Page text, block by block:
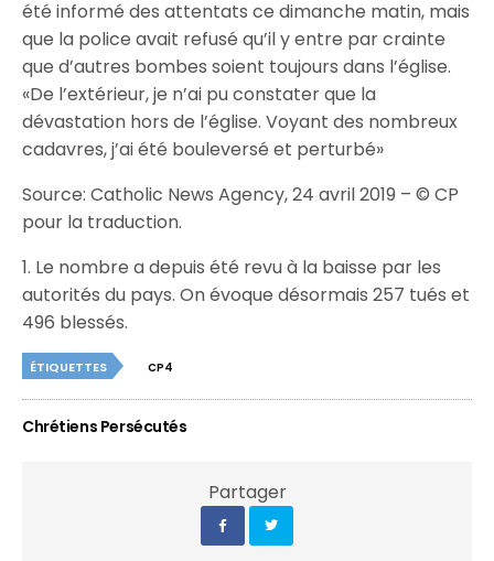
été informé des attentats ce dimanche matin, mais
que la police avait refusé qu’il y entre par crainte
que d’autres bombes soient toujours dans l’église.
«De l’extérieur, je n’ai pu constater que la
dévastation hors de l’église. Voyant des nombreux
cadavres, j’ai été bouleversé et perturbé»
Source: Catholic News Agency, 24 avril 2019 – © CP
pour la traduction.
1. Le nombre a depuis été revu à la baisse par les
autorités du pays. On évoque désormais 257 tués et
496 blessés.
ÉTIQUETTES CP4
Chrétiens Persécutés
Partager